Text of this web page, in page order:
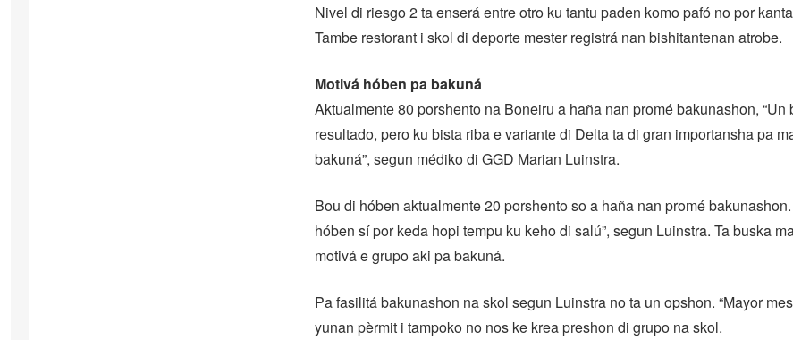
Nivel di riesgo 2 ta enserá entre otro ku tantu paden komo pafó no por
Tambe restorant i skol di deporte mester registrá nan bishitantenan atrobe.
Motivá hóben pa bakuná
Aktualmente 80 porshento na Boneiru a haña nan promé bakunashon, “Un
resultado, pero ku bista riba e variante di Delta ta di gran importansha pa
bakuná”, segun médiko di GGD Marian Luinstra.
Bou di hóben aktualmente 20 porshento so a haña nan promé
hóben sí por keda hopi tempu ku keho di salú”, segun Luinstra. Ta buska
motivá e grupo aki pa bakuná.
Pa fasilitá bakunashon na skol segun Luinstra no ta un opshon. “Mayor
yunan pèrmit i tampoko no nos ke krea preshon di grupo na skol.